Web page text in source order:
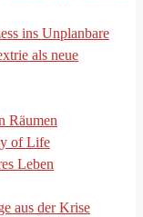
ins Unplanbare
als neue
Räumen
of Life
Leben
aus der Krise